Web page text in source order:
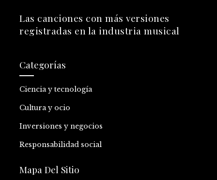
Las canciones con más versiones
registradas en la industria musical
Categorías
Ciencia y tecnología
Cultura y ocio
Inversiones y negocios
Responsabilidad social
Mapa Del Sitio